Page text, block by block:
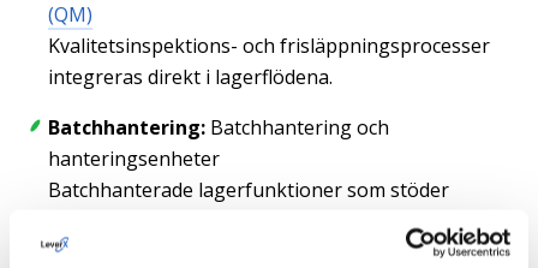
(QM)
Kvalitetsinspektions- och frisläppningsprocesser
integreras direkt i lagerflödena.
Batchhantering: Batchhantering och
hanteringsenheter
Batchhanterade lagerfunktioner som stöder
spårbarhet, efterlevnad och kontrollerad
materialhantering.